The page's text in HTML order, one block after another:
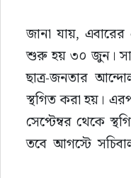
জানা যায়, এবারের
শুরু হয় ৩০ জুন।
ছাত্র-জনতার
স্থগিত করা হয়।
সেপ্টেম্বর থেকে
তবে আগস্টে